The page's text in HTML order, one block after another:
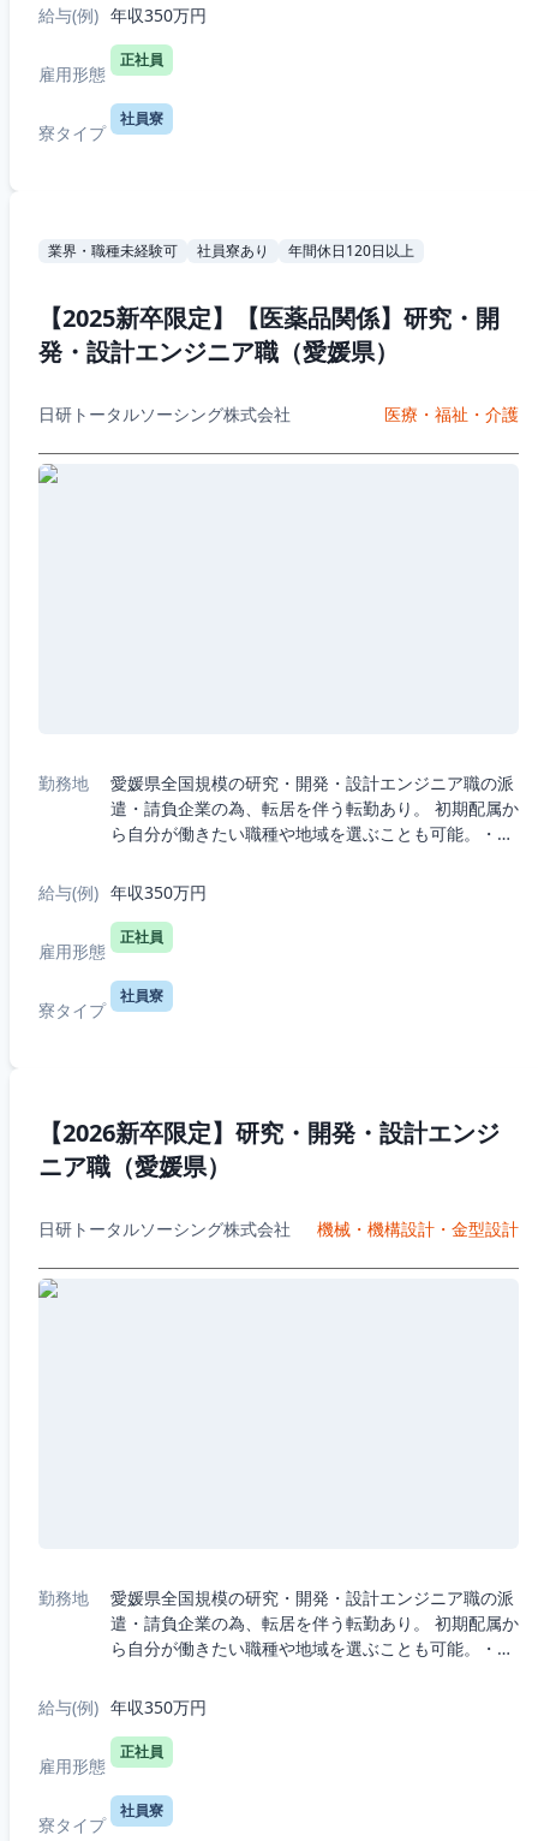
R&D（化学生物系）・7つの勤務エリア...
給与(例) 年収350万円
雇用形態
正社員
寮タイプ
社員寮
業界・職種未経験可 社員寮あり 年間休日120日以上
【2025新卒限定】【医薬品関係】研究・開
発・設計エンジニア職（愛媛県）
日研トータルソーシング株式会社 医療・福祉・介護
勤務地
愛媛県全国規模の研究・開発・設計エンジニア職の派
遣・請負企業の為、転居を伴う転勤あり。 初期配属か
ら自分が働きたい職種や地域を選ぶことも可能。・5
R&D（化学生物系）・7つの勤務エリア...
給与(例) 年収350万円
雇用形態
正社員
寮タイプ
社員寮
【2026新卒限定】研究・開発・設計エンジ
ニア職（愛媛県）
日研トータルソーシング株式会社 機械・機構設計・金型設計
勤務地
愛媛県全国規模の研究・開発・設計エンジニア職の派
遣・請負企業の為、転居を伴う転勤あり。 初期配属か
ら自分が働きたい職種や地域を選ぶことも可能。・5
R&D（化学生物系）・7つの勤務エリア...
給与(例) 年収350万円
雇用形態
正社員
寮タイプ
社員寮